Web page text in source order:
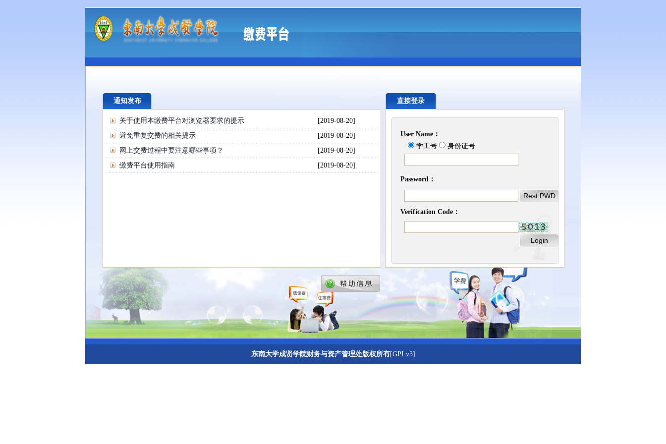
通知发布
关于使用本缴费平台对浏览器要求的提示
[2019-08-20]
避免重复交费的相关提示
[2019-08-20]
网上交费过程中要注意哪些事项？
[2019-08-20]
缴费平台使用指南
[2019-08-20]
直接登录
User Name：
学工号
身份证号
Password：
Rest PWD
Verification Code：
Login
东南大学成贤学院财务与资产管理处版权所有[GPLv3]